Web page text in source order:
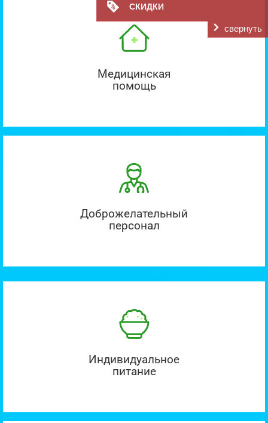
СКИДКИ
свернуть
Медицинская
помощь
Доброжелательный
персонал
Индивидуальное
питание